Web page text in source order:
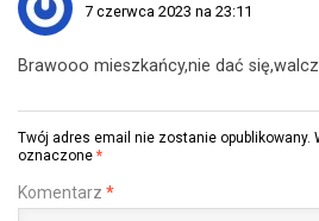
7 czerwca 2023 na 23:11
Brawooo mieszkańcy,nie dać
Twój adres email nie zostanie opublikowany.
oznaczone *
Komentarz *